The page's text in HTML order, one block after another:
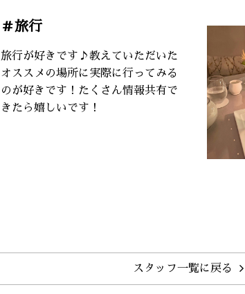
＃旅行
旅行が好きです♪教えていただいた
オススメの場所に実際に行ってみる
のが好きです！たくさん情報共有で
きたら嬉しいです！
スタッフ一覧に戻る